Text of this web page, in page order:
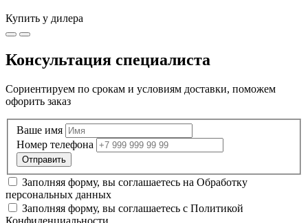
Купить у дилера
Консультация специалиста
Сориентируем по срокам и условиям доставки, поможем
офорить заказ
Ваше имя
Номер телефона
Заполняя форму, вы соглашаетесь на Обработку
персональных данных
Заполняя форму, вы соглашаетесь с Политикой